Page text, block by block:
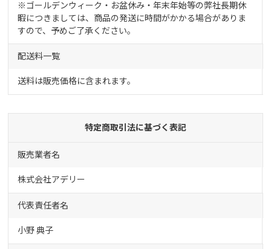
※ゴールデンウィーク・お盆休み・年末年始等の弊社長期休
暇につきましては、商品の発送に時間がかかる場合がありま
すので、予めご了承ください。
配送料一覧
送料は販売価格に含まれます。
特定商取引法に基づく表記
販売業者名
株式会社アデリー
代表責任者名
小野 典子